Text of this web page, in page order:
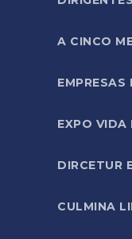
A CINCO
EXPO VIDA
DIRCETUR
CULMINA